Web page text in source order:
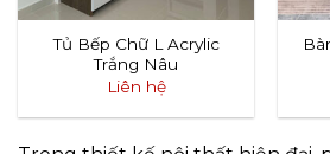
Tủ Bếp Chữ L Acrylic
Trắng Nâu
Liên hệ